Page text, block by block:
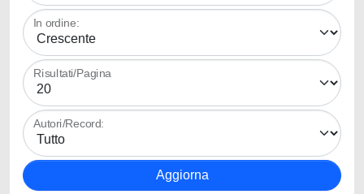
In ordine:
Risultati/Pagina
Autori/Record: